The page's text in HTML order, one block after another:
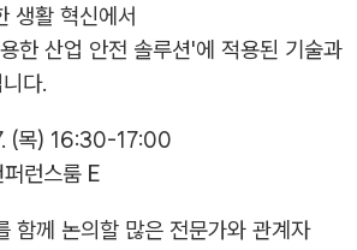
생활 혁신에서
한 산업 안전 솔루션'에 적용된 기술과
다.
(목) 16:30-17:00
런스룸 E
함께 논의할 많은 전문가와 관계자